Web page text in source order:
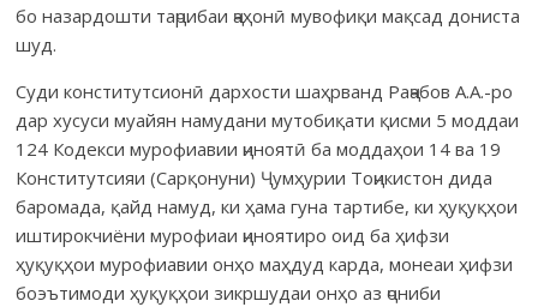
бо назардошти таҷрибаи ҷаҳонӣ мувофиқи мақсад дониста
шуд.
Суди конститутсионӣ дархости шаҳрванд Раҷабов А.А.-ро
дар хусуси муайян намудани мутобиқати қисми 5 моддаи
124 Кодекси мурофиавии ҷиноятӣ ба моддаҳои 14 ва 19
Конститутсияи (Сарқонуни) Ҷумҳурии Тоҷикистон дида
баромада, қайд намуд, ки ҳама гуна тартибе, ки ҳуқуқҳои
иштирокчиёни мурофиаи ҷиноятиро оид ба ҳифзи
ҳуқуқҳои мурофиавии онҳо маҳдуд карда, монеаи ҳифзи
боэътимоди ҳуқуқҳои зикршудаи онҳо аз ҷониби